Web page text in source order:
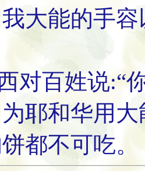
大能的手
对百姓说:“
耶和华用
都不可吃。